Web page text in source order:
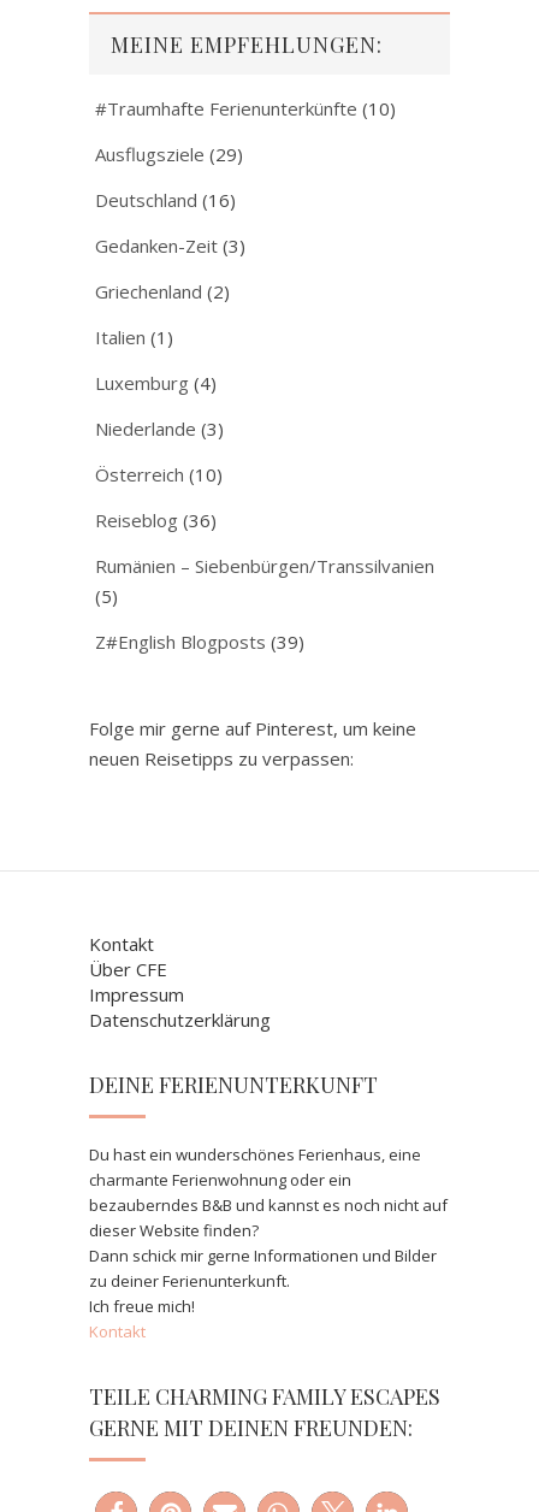
MEINE EMPFEHLUNGEN:
#Traumhafte Ferienunterkünfte (10)
Ausflugsziele (29)
Deutschland (16)
Gedanken-Zeit (3)
Griechenland (2)
Italien (1)
Luxemburg (4)
Niederlande (3)
Österreich (10)
Reiseblog (36)
Rumänien – Siebenbürgen/Transsilvanien
(5)
Z#English Blogposts (39)
Folge mir gerne auf Pinterest, um keine
neuen Reisetipps zu verpassen:
Kontakt
Über CFE
Impressum
Datenschutzerklärung
DEINE FERIENUNTERKUNFT
Du hast ein wunderschönes Ferienhaus, eine
charmante Ferienwohnung oder ein
bezauberndes B&B und kannst es noch nicht auf
dieser Website finden?
Dann schick mir gerne Informationen und Bilder
zu deiner Ferienunterkunft.
Ich freue mich!
Kontakt
TEILE CHARMING FAMILY ESCAPES
GERNE MIT DEINEN FREUNDEN: